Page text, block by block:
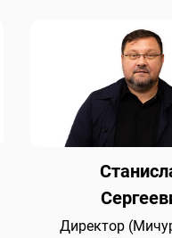
Директор